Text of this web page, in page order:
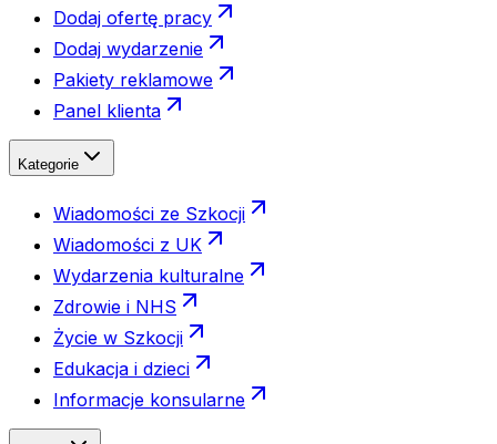
Dodaj ofertę pracy
Dodaj wydarzenie
Pakiety reklamowe
Panel klienta
Kategorie
Wiadomości ze Szkocji
Wiadomości z UK
Wydarzenia kulturalne
Zdrowie i NHS
Życie w Szkocji
Edukacja i dzieci
Informacje konsularne